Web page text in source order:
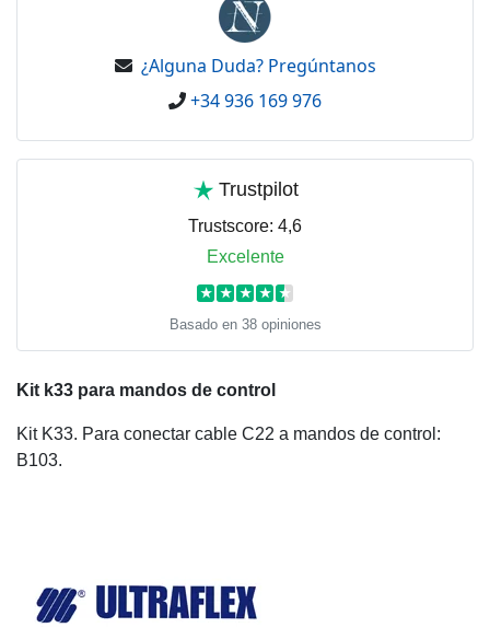
¿Alguna Duda? Pregúntanos
+34 936 169 976
Trustpilot
Trustscore: 4,6
Excelente
★ ★ ★ ★ ★
Basado en 38 opiniones
Kit k33 para mandos de control
Kit K33. Para conectar cable C22 a mandos de control:
B103.